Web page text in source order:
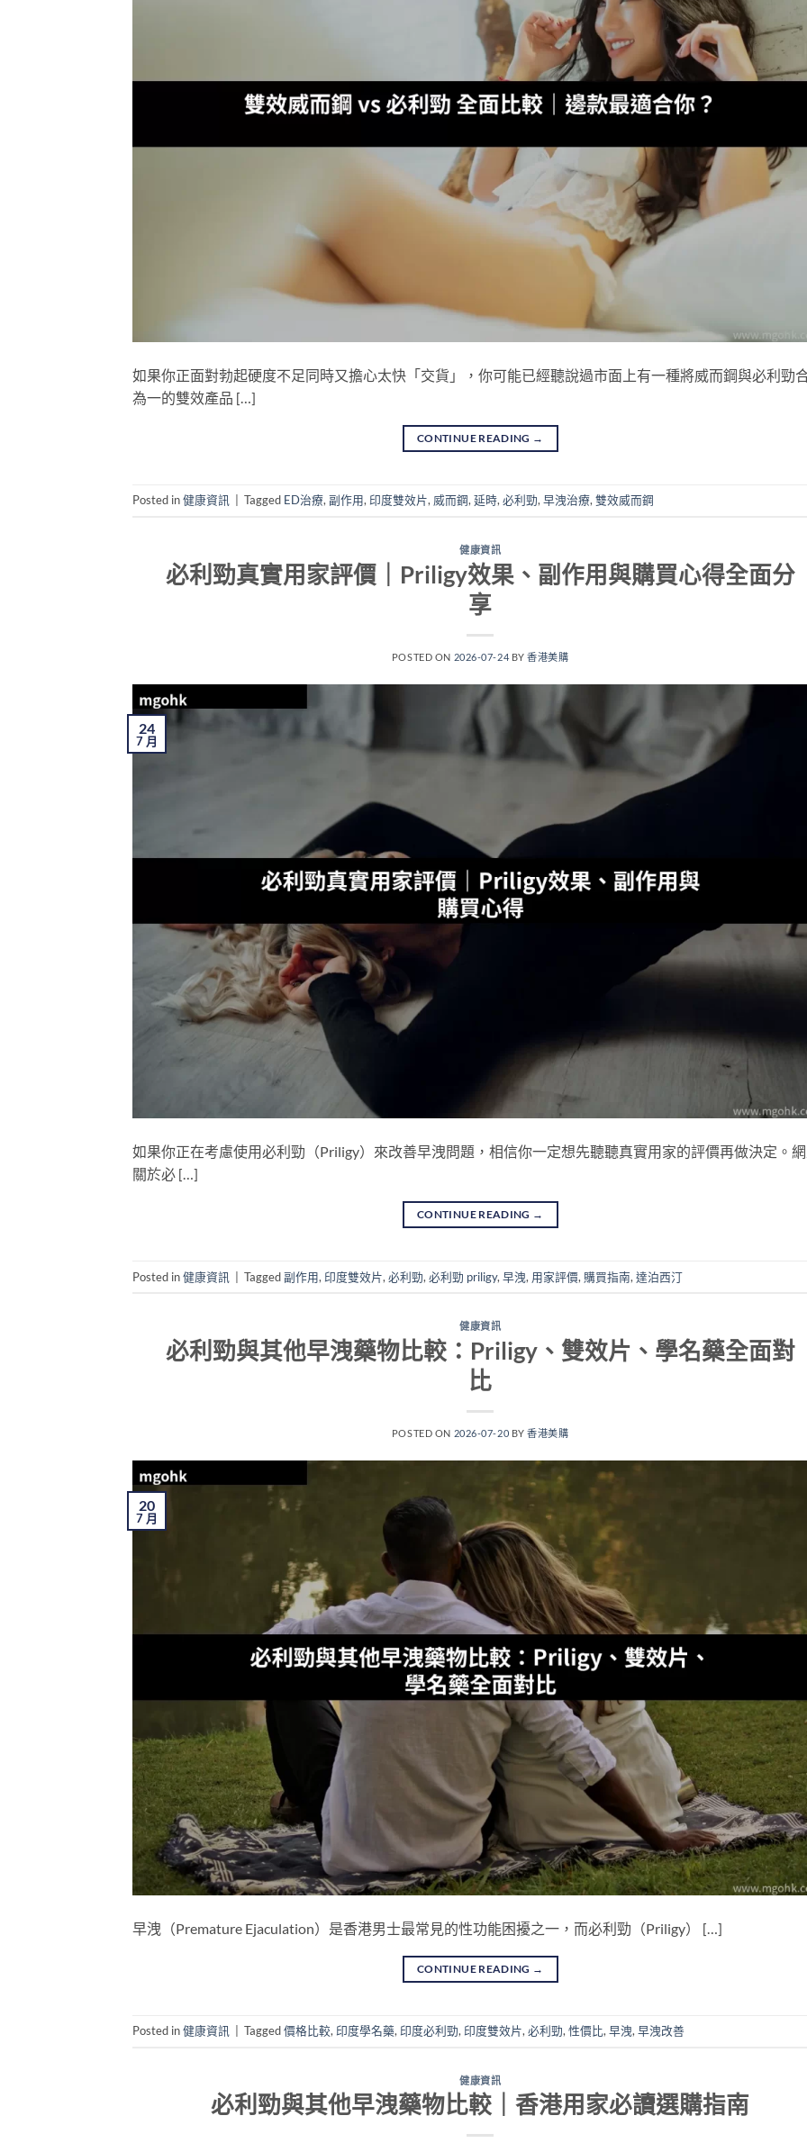
如果你正面對勃起硬度不足同時又擔心太快「交貨」，你可能已經聽說過市面上有一種將威而鋼與必利勁
為一的雙效產品 […]
CONTINUE READING →
Posted in健康資訊 Tagged ED治療,副作用,印度雙效片, 威而鋼,延時,必利勁,早洩治療,雙效威而鋼
健康資訊
必利勁真實用家評價｜Priligy效果、副作用與購買心得全面分
享
POSTED ON 2026-07-24 BY香港美購
24
7 月
如果你正在考慮使用必利勁（Priligy）來改善早洩問題，相信你一定想先聽聽真實用家的評價再做決定。
關於必 […]
CONTINUE READING →
Posted in健康資訊 Tagged副作用, 印度雙效片, 必利勁, 必利勁 priligy, 早洩, 用家評價, 購買指南, 達泊西汀
健康資訊
必利勁與其他早洩藥物比較：Priligy、雙效片、學名藥全面對
比
POSTED ON 2026-07-20 BY香港美購
20
7 月
早洩（Premature Ejaculation）是香港男士最常見的性功能困擾之一，而必利勁（Priligy） […]
CONTINUE READING →
Posted in健康資訊 Tagged價格比較, 印度學名藥, 印度必利勁, 印度雙效片, 必利勁, 性價比, 早洩, 早洩改善
健康資訊
必利勁與其他早洩藥物比較｜香港用家必讀選購指南